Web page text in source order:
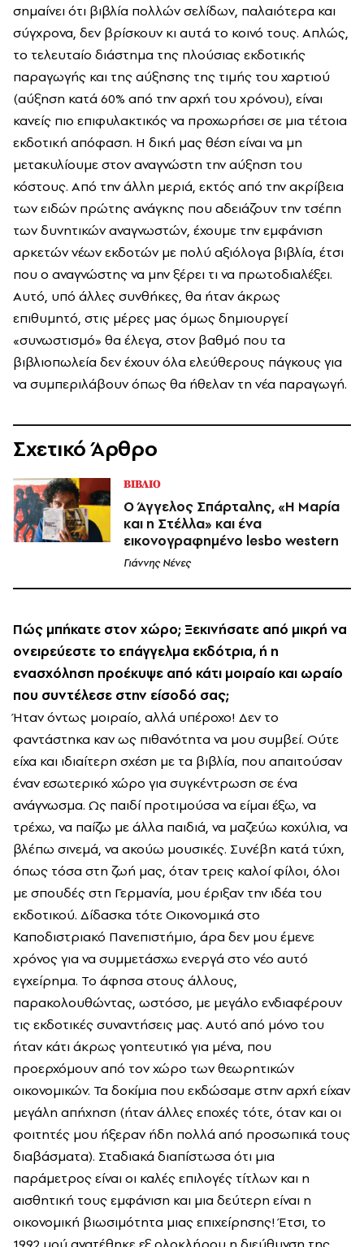
σημαίνει ότι βιβλία πολλών σελίδων, παλαιότερα και
σύγχρονα, δεν βρίσκουν κι αυτά το κοινό τους. Απλώς,
το τελευταίο διάστημα της πλούσιας εκδοτικής
παραγωγής και της αύξησης της τιμής του χαρτιού
(αύξηση κατά 60% από την αρχή του χρόνου), είναι
κανείς πιο επιφυλακτικός να προχωρήσει σε μια τέτοια
εκδοτική απόφαση. Η δική μας θέση είναι να μη
μετακυλίουμε στον αναγνώστη την αύξηση του
κόστους. Από την άλλη μεριά, εκτός από την ακρίβεια
των ειδών πρώτης ανάγκης που αδειάζουν την τσέπη
των δυνητικών αναγνωστών, έχουμε την εμφάνιση
αρκετών νέων εκδοτών με πολύ αξιόλογα βιβλία, έτσι
που ο αναγνώστης να μην ξέρει τι να πρωτοδιαλέξει.
Αυτό, υπό άλλες συνθήκες, θα ήταν άκρως
επιθυμητό, στις μέρες μας όμως δημιουργεί
«συνωστισμό» θα έλεγα, στον βαθμό που τα
βιβλιοπωλεία δεν έχουν όλα ελεύθερους πάγκους για
να συμπεριλάβουν όπως θα ήθελαν τη νέα παραγωγή.
Σχετικό Άρθρο
ΒΙΒΛΙΟ
Ο Άγγελος Σπάρταλης, «Η Μαρία
και η Στέλλα» και ένα
εικονογραφημένο lesbo western
Γιάννης Νένες
Πώς μπήκατε στον χώρο; Ξεκινήσατε από μικρή να
ονειρεύεστε το επάγγελμα εκδότρια, ή η
ενασχόληση προέκυψε από κάτι μοιραίο και ωραίο
που συντέλεσε στην είσοδό σας;
Ήταν όντως μοιραίο, αλλά υπέροχο! Δεν το
φαντάστηκα καν ως πιθανότητα να μου συμβεί. Ούτε
είχα και ιδιαίτερη σχέση με τα βιβλία, που απαιτούσαν
έναν εσωτερικό χώρο για συγκέντρωση σε ένα
ανάγνωσμα. Ως παιδί προτιμούσα να είμαι έξω, να
τρέχω, να παίζω με άλλα παιδιά, να μαζεύω κοχύλια, να
βλέπω σινεμά, να ακούω μουσικές. Συνέβη κατά τύχη,
όπως τόσα στη ζωή μας, όταν τρεις καλοί φίλοι, όλοι
με σπουδές στη Γερμανία, μου έριξαν την ιδέα του
εκδοτικού. Δίδασκα τότε Οικονομικά στο
Καποδιστριακό Πανεπιστήμιο, άρα δεν μου έμενε
χρόνος για να συμμετάσχω ενεργά στο νέο αυτό
εγχείρημα. Το άφησα στους άλλους,
παρακολουθώντας, ωστόσο, με μεγάλο ενδιαφέρουν
τις εκδοτικές συναντήσεις μας. Αυτό από μόνο του
ήταν κάτι άκρως γοητευτικό για μένα, που
προερχόμουν από τον χώρο των θεωρητικών
οικονομικών. Τα δοκίμια που εκδώσαμε στην αρχή είχαν
μεγάλη απήχηση (ήταν άλλες εποχές τότε, όταν και οι
φοιτητές μου ήξεραν ήδη πολλά από προσωπικά τους
διαβάσματα). Σταδιακά διαπίστωσα ότι μια
παράμετρος είναι οι καλές επιλογές τίτλων και η
αισθητική τους εμφάνιση και μια δεύτερη είναι η
οικονομική βιωσιμότητα μιας επιχείρησης! Έτσι, το